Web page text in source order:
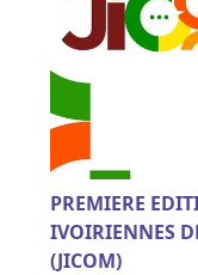
PREMIERE
IVOIRIENNES
(JICOM)